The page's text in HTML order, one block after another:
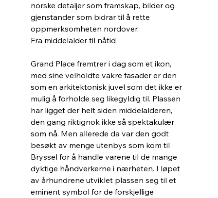
norske detaljer som framskap, bilder og
gjenstander som bidrar til å rette
oppmerksomheten nordover.
Fra middelalder til nåtid
Grand Place fremtrer i dag som et ikon,
med sine velholdte vakre fasader er den
som en arkitektonisk juvel som det ikke er
mulig å forholde seg likegyldig til. Plassen
har ligget der helt siden middelalderen,
den gang riktignok ikke så spektakulær
som nå. Men allerede da var den godt
besøkt av menge utenbys som kom til
Bryssel for å handle varene til de mange
dyktige håndverkerne i nærheten. I løpet
av århundrene utviklet plassen seg til et
eminent symbol for de forskjellige